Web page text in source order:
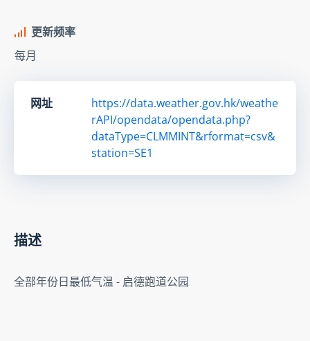
更新频率
每月
网址
https://data.weather.gov.hk/weathe
rAPI/opendata/opendata.php?
dataType=CLMMINT&rformat=csv&
station=SE1
描述
全部年份日最低气温 - 启德跑道公园